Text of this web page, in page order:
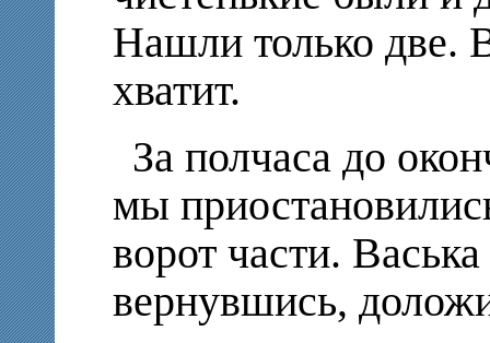
Нашли только две.
хватит.
За полчаса до
мы
ворот части.
вернувшись,